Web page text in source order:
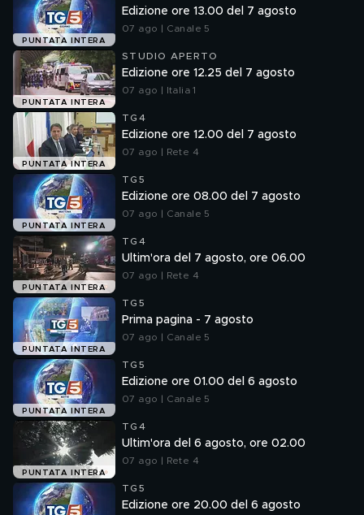
PUNTATA INTERA
Edizione ore 13.00 del 7 agosto
07 ago | Canale 5
PUNTATA INTERA
STUDIO APERTO
Edizione ore 12.25 del 7 agosto
07 ago | Italia 1
PUNTATA INTERA
TG4
Edizione ore 12.00 del 7 agosto
07 ago | Rete 4
PUNTATA INTERA
TG5
Edizione ore 08.00 del 7 agosto
07 ago | Canale 5
PUNTATA INTERA
TG4
Ultim'ora del 7 agosto, ore 06.00
07 ago | Rete 4
PUNTATA INTERA
TG5
Prima pagina - 7 agosto
07 ago | Canale 5
PUNTATA INTERA
TG5
Edizione ore 01.00 del 6 agosto
07 ago | Canale 5
PUNTATA INTERA
TG4
Ultim'ora del 6 agosto, ore 02.00
07 ago | Rete 4
TG5
Edizione ore 20.00 del 6 agosto